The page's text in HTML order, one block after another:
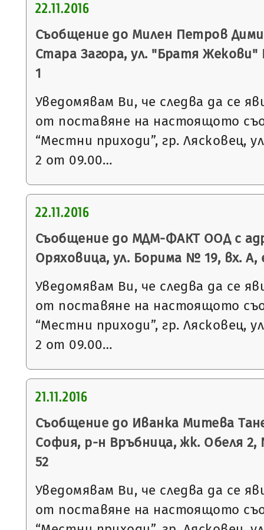
22.11.2016
Съобщение до Милен Петров
Стара Загора, ул. "Братя Жекови"
1
Уведомявам Ви, че следва да се
от поставяне на настоящото
“Местни приходи”, гр. Лясковец,
2 от 09.00…
22.11.2016
Съобщение до МДМ-ФАКТ ООД с
Оряховица, ул. Борима № 19, вх. А,
Уведомявам Ви, че следва да се
от поставяне на настоящото
“Местни приходи”, гр. Лясковец,
2 от 09.00…
21.11.2016
Съобщение до Иванка Митева
София, р-н Връбница, жк. Обеля 2,
52
Уведомявам Ви, че следва да се
от поставяне на настоящото